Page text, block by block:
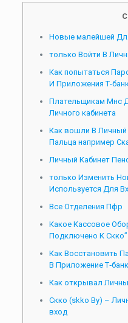
Новые малейшей
только Войти В
Как попытаться
И Приложения Т⁠-⁠
Плательщикам Мнс
Личного кабинета
Как вошли В Личный
Пальца например
Личный Кабинет
только Изменить
Используется Для
Все Отделения Пфр
Какое Кассовое
Подключено К Скко”
Как Восстановить
В Приложение
Как открывал
Скко (skko By) –
вход